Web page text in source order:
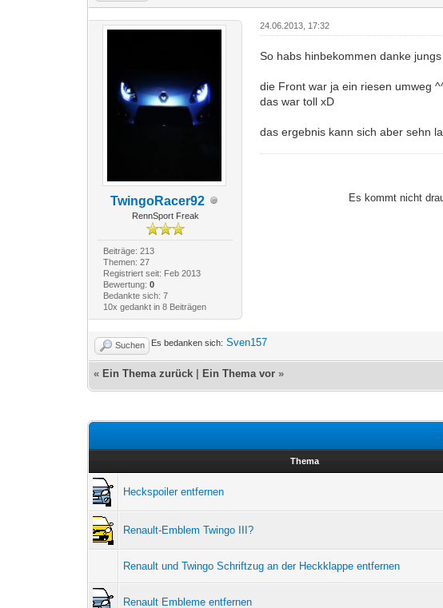
TwingoRacer92
RennSport Freak
Beiträge: 213
Themen: 27
Registriert seit: Feb 2013
Bewertung: 0
Bedankte sich: 7
10x gedankt in 8 Beiträgen
24.06.2013, 17:32
So habs hinbekommen danke jungs
die Front war ja ein riesen umweg
das war toll xD
das ergebnis kann sich aber sehn
Es kommt nicht
Suchen Es bedanken sich: Sven157
« Ein Thema zurück Ein Thema vor »
Thema
Heckspoiler entfernen
Renault-Emblem Twingo III?
Renault und Twingo Schriftzug an der Heckklappe entfernen
Renault Embleme entfernen